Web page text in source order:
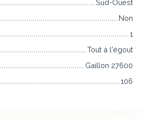
Sud-Ouest
Non
1
Tout à l'égout
Gaillon 27600
106